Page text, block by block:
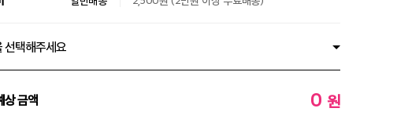
선택해주세요
상 금액 0 원